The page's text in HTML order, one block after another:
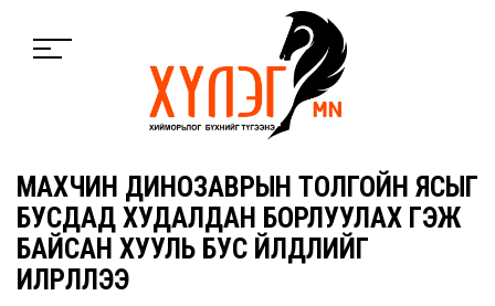
МАХЧИН ДИНОЗАВРЫН ТОЛГОЙН ЯСЫГ
БУСДАД ХУДАЛДАН БОРЛУУЛАХ ГЭЖ
БАЙСАН ХУУЛЬ БУС ҮЙЛДЛИЙГ
ИЛРҮҮЛЛЭЭ